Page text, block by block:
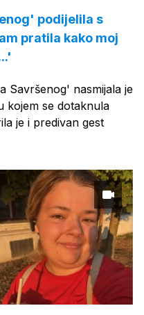
podijelila s
pratila kako moj
Savršenog' nasmijala je
kojem se dotaknula
je i predivan gest